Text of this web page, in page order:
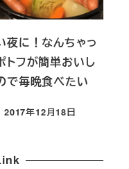
夜に！なんちゃっ
トフが簡単おいし
で毎晩食べたい
投稿日
2017年12月18日